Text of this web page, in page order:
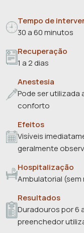
Tempo de
30 a 60 minutos
Recuperação
1 a 2 dias
Anestesia
Pode ser utilizada
conforto
Efeitos
Visíveis
geralmente
Hospitalização
Ambulatorial
Resultados
Duradouros por 6
preenchedor